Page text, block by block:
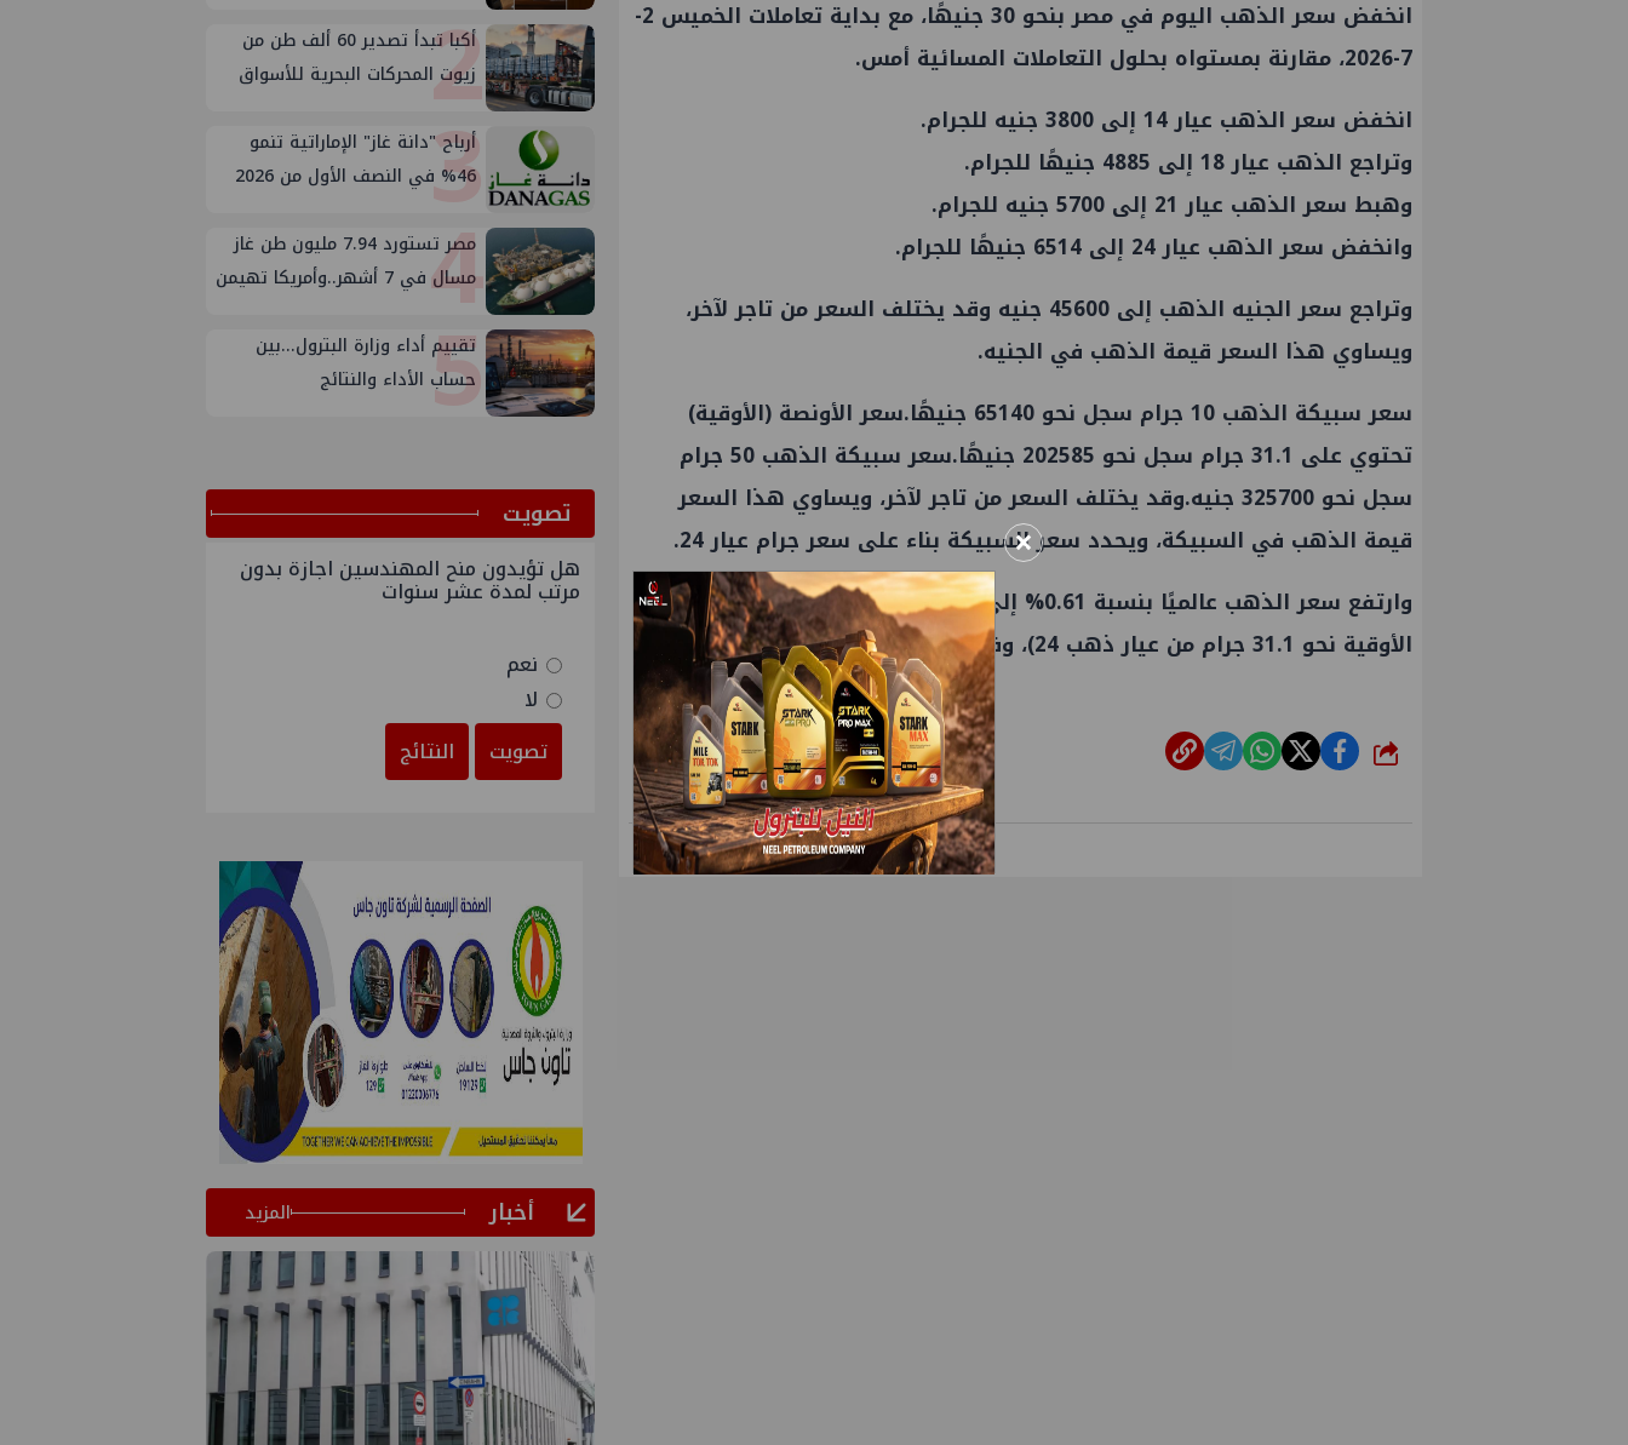
انخفض سعر الذهب اليوم في مصر بنحو 30 جنيهًا، مع بداية تعاملات الخميس 2-
7-2026، مقارنة بمستواه بحلول التعاملات المسائية أمس.
انخفض سعر الذهب عيار 14 إلى 3800 جنيه للجرام.
وتراجع الذهب عيار 18 إلى 4885 جنيهًا للجرام.
وهبط سعر الذهب عيار 21 إلى 5700 جنيه للجرام.
وانخفض سعر الذهب عيار 24 إلى 6514 جنيهًا للجرام.
وتراجع سعر الجنيه الذهب إلى 45600 جنيه وقد يختلف السعر من تاجر لآخر،
ويساوي هذا السعر قيمة الذهب في الجنيه.
سعر سبيكة الذهب 10 جرام سجل نحو 65140 جنيهًا.سعر الأونصة (الأوقية)
تحتوي على 31.1 جرام سجل نحو 202585 جنيهًا.سعر سبيكة الذهب 50 جرام
سجل نحو 325700 جنيه.وقد يختلف السعر من تاجر لآخر، ويساوي هذا السعر
قيمة الذهب في السبيكة، ويحدد سعر السبيكة بناء على سعر جرام عيار 24.
وارتفع سعر الذهب عالميًا بنسبة 0.61% إلى نحو 4055 دولارًا للأونصة، (وتعادل
الأوقية نحو 31.1 جرام من عيار ذهب 24)، وفقا لآخر تحديث لبيانات وكالة بلومبرج.
شارك
2
أكبا تبدأ تصدير 60 ألف طن من
زيوت المحركات البحرية للأسواق
3
أرباح "دانة غاز" الإماراتية تنمو
46% في النصف الأول من 2026
4
مصر تستورد 7.94 مليون طن غاز
مسال في 7 أشهر..وأمريكا تهيمن
5
تقييم أداء وزارة البترول...بين
حساب الأداء والنتائج
ﺗﺼﻮﻳﺖ
هل تؤيدون منح المهندسين اجازة بدون
مرتب لمدة عشر سنوات
نعم
لا
تصويت
النتائج
أخبار المزيد
×